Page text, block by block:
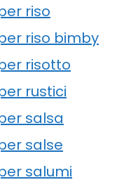
riso
riso bimby
risotto
rustici
salsa
salse
salumi